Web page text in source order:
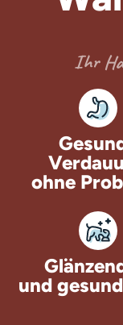
Ihr
ohne
und